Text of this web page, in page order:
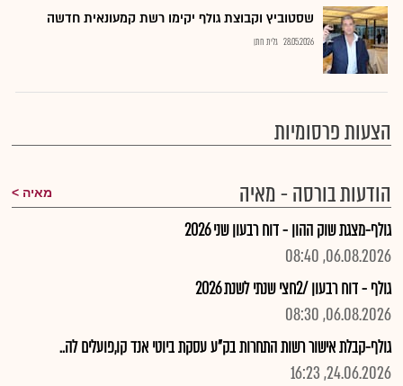
שסטוביץ וקבוצת גולף יקימו רשת קמעונאית חדשה
28.05.2026 גלית חתן
הצעות פרסומיות
הודעות בורסה - מאיה
מאיה
גולף-מצגת שוק ההון - דוח רבעון שני 2026
06.08.2026, 08:40
גולף - דוח רבעון /2חצי שנתי לשנת 2026
06.08.2026, 08:30
גולף-קבלת אישור רשות התחרות בק"ע עסקת ביוטי אנד קו,פועלים לה..
24.06.2026, 16:23